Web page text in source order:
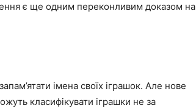
є ще одним переконливим доказом на
імена своїх іграшок. Але нове
класифікувати іграшки не за